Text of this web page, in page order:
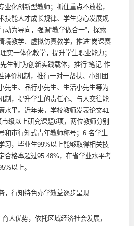
业化创新型教师；抓住重点不放松，
技能人才成长规律、学生身心发展规
动为导向，强调“教学做合一”，探索
境教学、虚拟仿真教学，推进“岗课赛
实一体化教学，提升学生职业能力；
生制”为创新实践载体，推行“笔记-作
评价机制，推行一对一帮扶、小组团
先生、品行小先生、生活小先生等为
制，提升学生的责任心、与人交往能
水平。近年来，学校教师发表论文41
级以上研究课题6项，两位教师分别
和市行知式青年教师称号；6 名学生
习，毕业生99%以上能够取得相关技
合格率超过95.48%，在省学业水平考
以上。
行知特色办学效益逐步呈现
人优势，依托区域经济社会发展，